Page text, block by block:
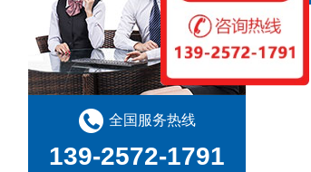
全国服务热线
139-2572-1791